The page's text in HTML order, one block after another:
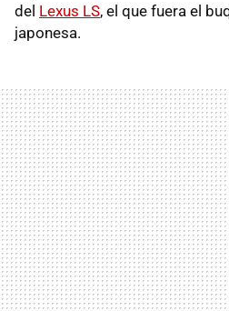
del Lexus LS, el que fuera el
japonesa.